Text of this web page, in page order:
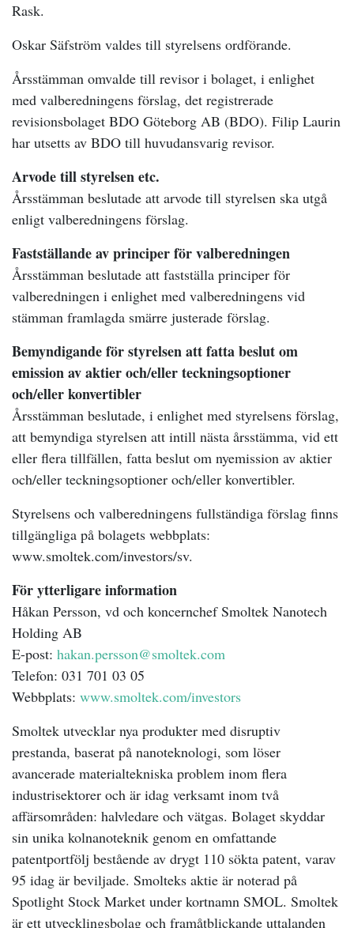
Rask.
Oskar Säfström valdes till styrelsens ordförande.
Årsstämman omvalde till revisor i bolaget, i enlighet
med valberedningens förslag, det registrerade
revisionsbolaget BDO Göteborg AB (BDO). Filip Laurin
har utsetts av BDO till huvudansvarig revisor.
Arvode till styrelsen etc.
Årsstämman beslutade att arvode till styrelsen ska utgå
enligt valberedningens förslag.
Fastställande av principer för valberedningen
Årsstämman beslutade att fastställa principer för
valberedningen i enlighet med valberedningens vid
stämman framlagda smärre justerade förslag.
Bemyndigande för styrelsen att fatta beslut om
emission av aktier och/eller teckningsoptioner
och/eller konvertibler
Årsstämman beslutade, i enlighet med styrelsens förslag,
att bemyndiga styrelsen att intill nästa årsstämma, vid ett
eller flera tillfällen, fatta beslut om nyemission av aktier
och/eller teckningsoptioner och/eller konvertibler.
Styrelsens och valberedningens fullständiga förslag finns
tillgängliga på bolagets webbplats:
www.smoltek.com/investors/sv.
För ytterligare information
Håkan Persson, vd och koncernchef Smoltek Nanotech
Holding AB
E-post: hakan.persson@smoltek.com
Telefon: 031 701 03 05
Webbplats: www.smoltek.com/investors
Smoltek utvecklar nya produkter med disruptiv
prestanda, baserat på nanoteknologi, som löser
avancerade materialtekniska problem inom flera
industrisektorer och är idag verksamt inom två
affärsområden: halvledare och vätgas. Bolaget skyddar
sin unika kolnanoteknik genom en omfattande
patentportfölj bestående av drygt 110 sökta patent, varav
95 idag är beviljade. Smolteks aktie är noterad på
Spotlight Stock Market under kortnamn SMOL. Smoltek
är ett utvecklingsbolag och framåtblickande uttalanden